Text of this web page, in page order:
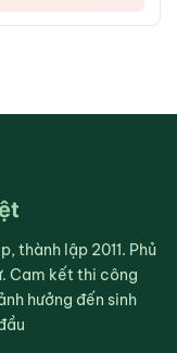
thành lập 2011. Phủ
Cam kết thi công
hưởng đến sinh